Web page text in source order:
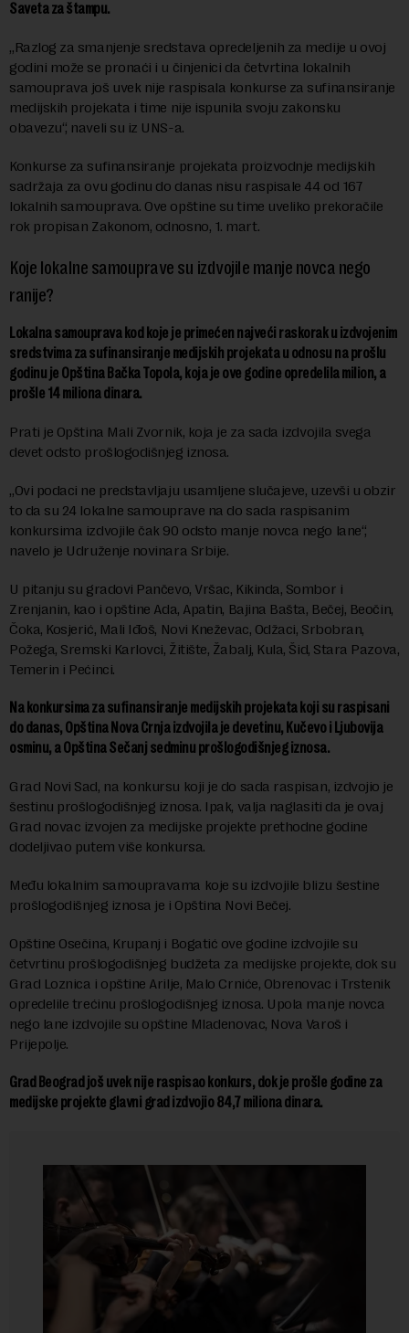
Saveta za štampu.
„Razlog za smanjenje sredstava opredeljenih za medije u ovoj
godini može se pronaći i u činjenici da četvrtina lokalnih
samouprava još uvek nije raspisala konkurse za sufinansiranje
medijskih projekata i time nije ispunila svoju zakonsku
obavezu“, naveli su iz UNS-a.
Konkurse za sufinansiranje projekata proizvodnje medijskih
sadržaja za ovu godinu do danas nisu raspisale 44 od 167
lokalnih samouprava. Ove opštine su time uveliko prekoračile
rok propisan Zakonom, odnosno, 1. mart.
Koje lokalne samouprave su izdvojile manje novca nego
ranije?
Lokalna samouprava kod koje je primećen najveći raskorak u izdvojenim
sredstvima za sufinansiranje medijskih projekata u odnosu na prošlu
godinu je Opština Bačka Topola, koja je ove godine opredelila milion, a
prošle 14 miliona dinara.
Prati je Opština Mali Zvornik, koja je za sada izdvojila svega
devet odsto prošlogodišnjeg iznosa.
„Ovi podaci ne predstavljaju usamljene slučajeve, uzevši u obzir
to da su 24 lokalne samouprave na do sada raspisanim
konkursima izdvojile čak 90 odsto manje novca nego lane“,
navelo je Udruženje novinara Srbije.
U pitanju su gradovi Pančevo, Vršac, Kikinda, Sombor i
Zrenjanin, kao i opštine Ada, Apatin, Bajina Bašta, Bečej, Beočin,
Čoka, Kosjerić, Mali Iđoš, Novi Kneževac, Odžaci, Srbobran,
Požega, Sremski Karlovci, Žitište, Žabalj, Kula, Šid, Stara Pazova,
Temerin i Pećinci.
Na konkursima za sufinansiranje medijskih projekata koji su raspisani
do danas, Opština Nova Crnja izdvojila je devetinu, Kučevo i Ljubovija
osminu, a Opština Sečanj sedminu prošlogodišnjeg iznosa.
Grad Novi Sad, na konkursu koji je do sada raspisan, izdvojio je
šestinu prošlogodišnjeg iznosa. Ipak, valja naglasiti da je ovaj
Grad novac izvojen za medijske projekte prethodne godine
dodeljivao putem više konkursa.
Među lokalnim samoupravama koje su izdvojile blizu šestine
prošlogodišnjeg iznosa je i Opština Novi Bečej.
Opštine Osečina, Krupanj i Bogatić ove godine izdvojile su
četvrtinu prošlogodišnjeg budžeta za medijske projekte, dok su
Grad Loznica i opštine Arilje, Malo Crniće, Obrenovac i Trstenik
opredelile trećinu prošlogodišnjeg iznosa. Upola manje novca
nego lane izdvojile su opštine Mladenovac, Nova Varoš i
Prijepolje.
Grad Beograd još uvek nije raspisao konkurs, dok je prošle godine za
medijske projekte glavni grad izdvojio 84,7 miliona dinara.